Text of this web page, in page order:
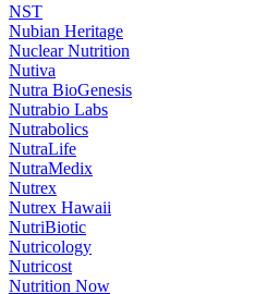
NST
Nubian Heritage
Nuclear Nutrition
Nutiva
Nutra BioGenesis
Nutrabio Labs
Nutrabolics
NutraLife
NutraMedix
Nutrex
Nutrex Hawaii
NutriBiotic
Nutricology
Nutricost
Nutrition Now